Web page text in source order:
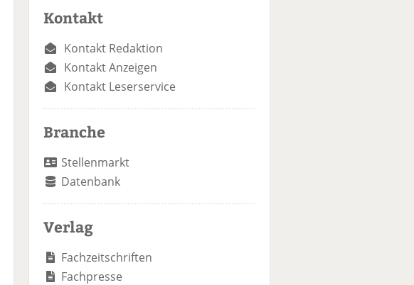
Kontakt
Kontakt Redaktion
Kontakt Anzeigen
Kontakt Leserservice
Branche
Stellenmarkt
Datenbank
Verlag
Fachzeitschriften
Fachpresse